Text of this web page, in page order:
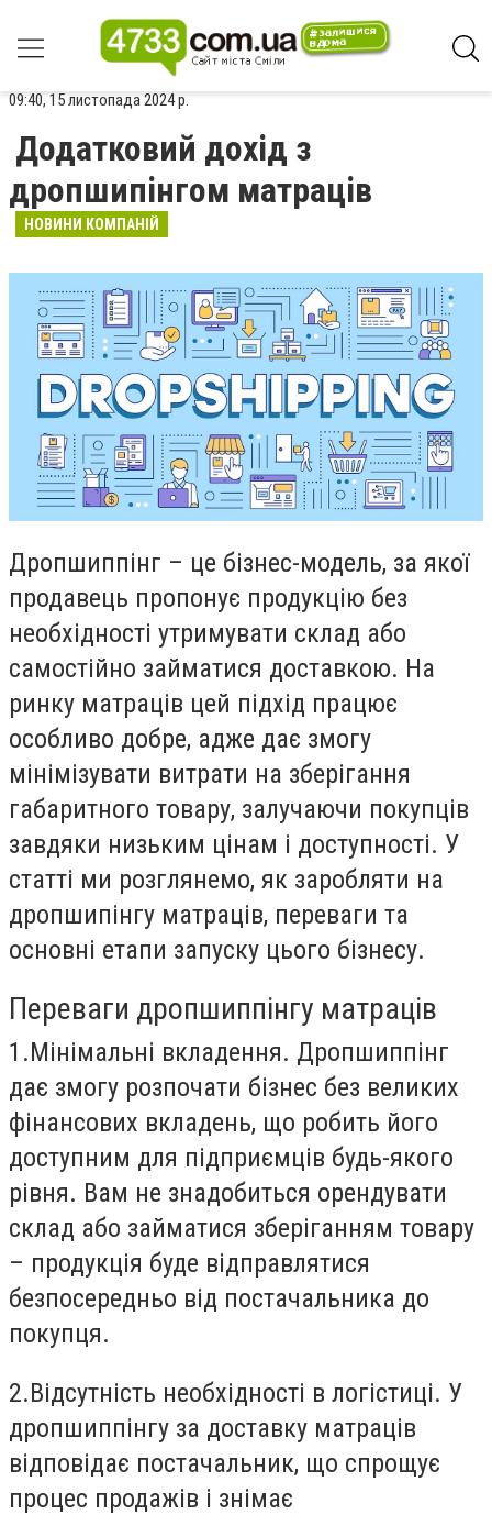
09:40, 15 листопада 2024 р.
Додатковий дохід з
дропшипінгом матраців
НОВИНИ КОМПАНІЙ
Дропшиппінг – це бізнес-модель, за якої
продавець пропонує продукцію без
необхідності утримувати склад або
самостійно займатися доставкою. На
ринку матраців цей підхід працює
особливо добре, адже дає змогу
мінімізувати витрати на зберігання
габаритного товару, залучаючи покупців
завдяки низьким цінам і доступності. У
статті ми розглянемо, як заробляти на
дропшипінгу матраців, переваги та
основні етапи запуску цього бізнесу.
Переваги дропшиппінгу матраців
1.Мінімальні вкладення. Дропшиппінг
дає змогу розпочати бізнес без великих
фінансових вкладень, що робить його
доступним для підприємців будь-якого
рівня. Вам не знадобиться орендувати
склад або займатися зберіганням товару
– продукція буде відправлятися
безпосередньо від постачальника до
покупця.
2.Відсутність необхідності в логістиці. У
дропшиппінгу за доставку матраців
відповідає постачальник, що спрощує
процес продажів і знімає